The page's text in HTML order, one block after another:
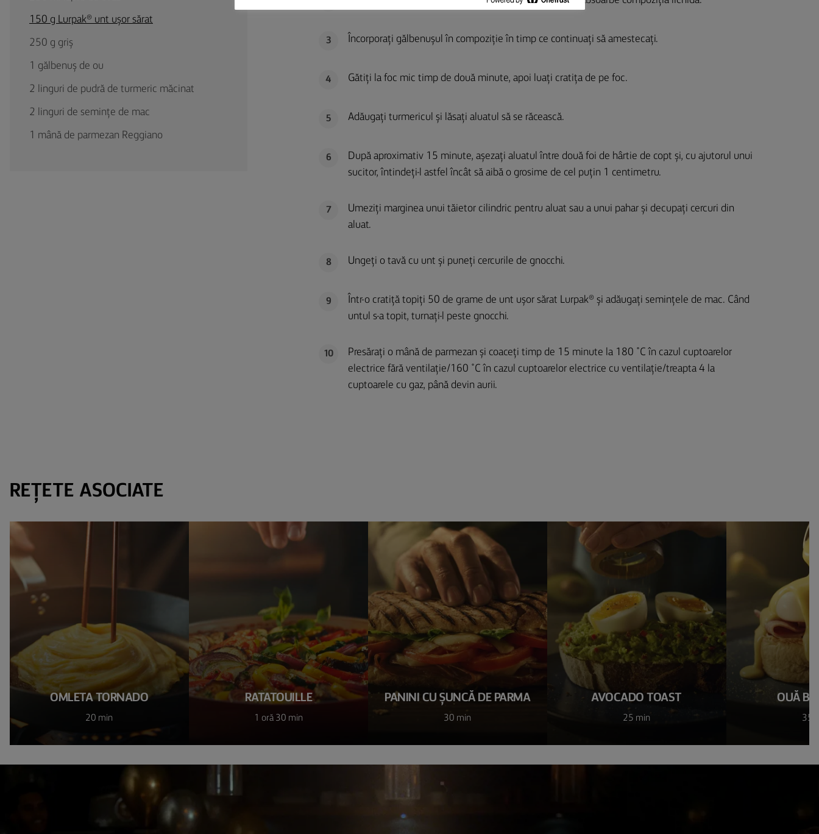
150 g Lurpak® unt ușor sărat
250 g griș
1 gălbenuș de ou
2 linguri de pudră de turmeric măcinat
2 linguri de semințe de mac
1 mână de parmezan Reggiano
3 Încorporați gălbenușul în compoziție în timp ce continuați să amestecați.
4 Gătiți la foc mic timp de două minute, apoi luați cratița de pe foc.
5 Adăugați turmericul și lăsați aluatul să se răcească.
6
După aproximativ 15 minute, așezați aluatul între două foi de hârtie de copt și, cu ajutorul unui
sucitor, întindeți-l astfel încât să aibă o grosime de cel puțin 1 centimetru.
7
Umeziți marginea unui tăietor cilindric pentru aluat sau a unui pahar și decupați cercuri din
aluat.
8 Ungeți o tavă cu unt și puneți cercurile de gnocchi.
9
Într-o cratiță topiți 50 de grame de unt ușor sărat Lurpak® și adăugați semințele de mac. Când
untul s-a topit, turnați-l peste gnocchi.
10
Presărați o mână de parmezan și coaceți timp de 15 minute la 180 ˚C în cazul cuptoarelor
electrice fără ventilație/160 ˚C în cazul cuptoarelor electrice cu ventilație/treapta 4 la
cuptoarele cu gaz, până devin aurii.
REȚETE ASOCIATE
OMLETA TORNADO
20 min
RATATOUILLE
1 oră 30 min
PANINI CU ȘUNCĂ DE PARMA
30 min
AVOCADO TOAST
25 min
OUĂ
35